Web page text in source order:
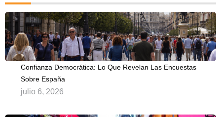
Confianza Democrática: Lo Que Revelan Las Encuestas
Sobre España
julio 6, 2026